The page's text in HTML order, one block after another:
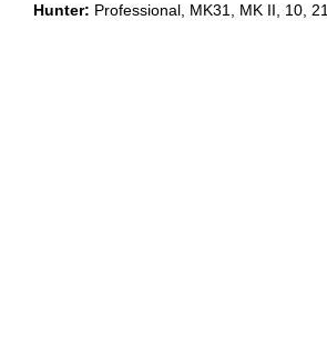
Hunter: Professional, MK31, MK II, 10, 21